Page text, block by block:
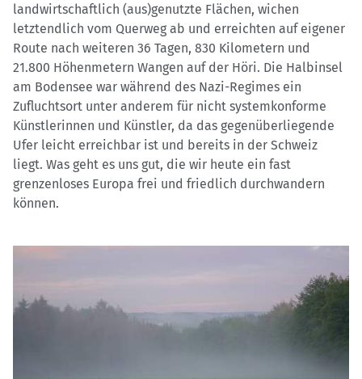
landwirtschaftlich (aus)genutzte Flächen, wichen
letztendlich vom Querweg ab und erreichten auf eigener
Route nach weiteren 36 Tagen, 830 Kilometern und
21.800 Höhenmetern Wangen auf der Höri. Die Halbinsel
am Bodensee war während des Nazi-Regimes ein
Zufluchtsort unter anderem für nicht systemkonforme
Künstlerinnen und Künstler, da das gegenüberliegende
Ufer leicht erreichbar ist und bereits in der Schweiz
liegt. Was geht es uns gut, die wir heute ein fast
grenzenloses Europa frei und friedlich durchwandern
können.